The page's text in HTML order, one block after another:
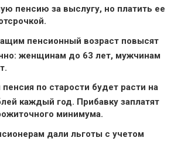
пенсию за выслугу, но платить ее
пенсионный возраст повысят
женщинам до 63 лет, мужчинам
по старости будет расти на
каждый год. Прибавку заплатят
минимума.
дали льготы с учетом